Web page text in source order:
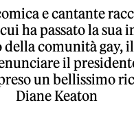
e cantante
ha passato la sua
comunità gay,
il
un bellissimo
Diane Keaton